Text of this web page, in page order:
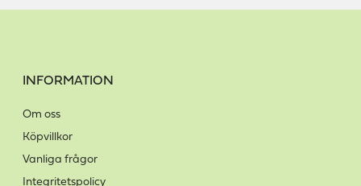
INFORMATION
Om oss
Köpvillkor
Vanliga frågor
Integritetspolicy